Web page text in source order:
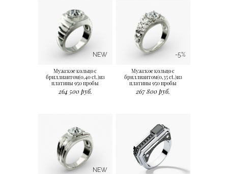
NEW
Мужское кольцо с
бриллиантом(0,40 ct.)из
платины 950 пробы
264 500 руб.
-5%
Мужское кольцо с
бриллиантом(0,35 ct.)из
платины 950 пробы
267 800 руб.
NEW